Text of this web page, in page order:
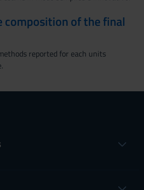
composition of the final
reported for each units